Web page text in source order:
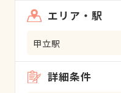
エリア・駅
甲立駅
詳細条件